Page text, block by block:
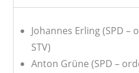
Johannes Erling (SPD
STV)
Anton Grüne (SPD –